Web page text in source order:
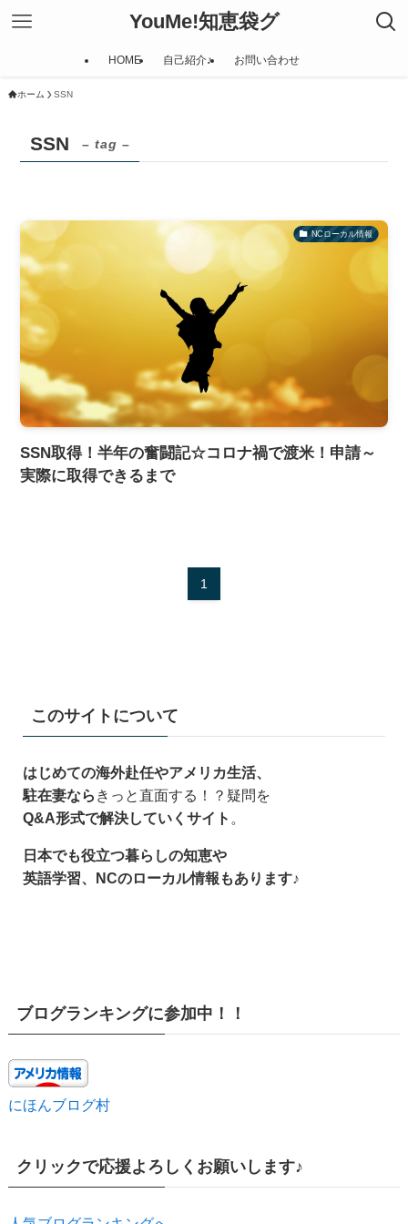
YouMe!知恵袋グ
HOME 自己紹介♪ お問い合わせ
ホーム SSN
SSN – tag –
NCローカル情報
SSN取得！半年の奮闘記☆コロナ禍で渡米！申請～
実際に取得できるまで
1
このサイトについて
はじめての海外赴任やアメリカ生活、
駐在妻なら きっと直面する！？疑問を
Q&A形式で解決していくサイト 。
日本でも役立つ暮らしの知恵や
英語学習、NCのローカル情報もあります♪
ブログランキングに参加中！！
にほんブログ村
クリックで応援よろしくお願いします♪